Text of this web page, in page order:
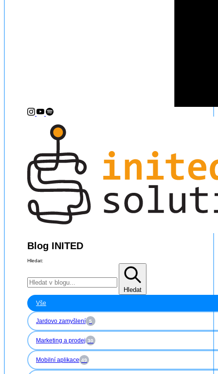
Blog INITED
Hledat:
Hledat
Vše
Jardovo zamyšlení 5
Marketing a prodej 30
Mobilní aplikace 49